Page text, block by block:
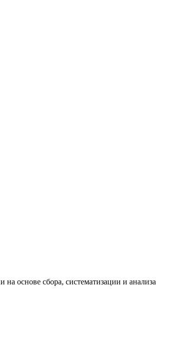
основе сбора, систематизации и анализа